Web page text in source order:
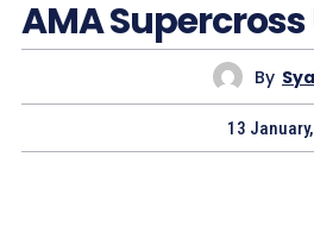
AMA Supercross
By
13